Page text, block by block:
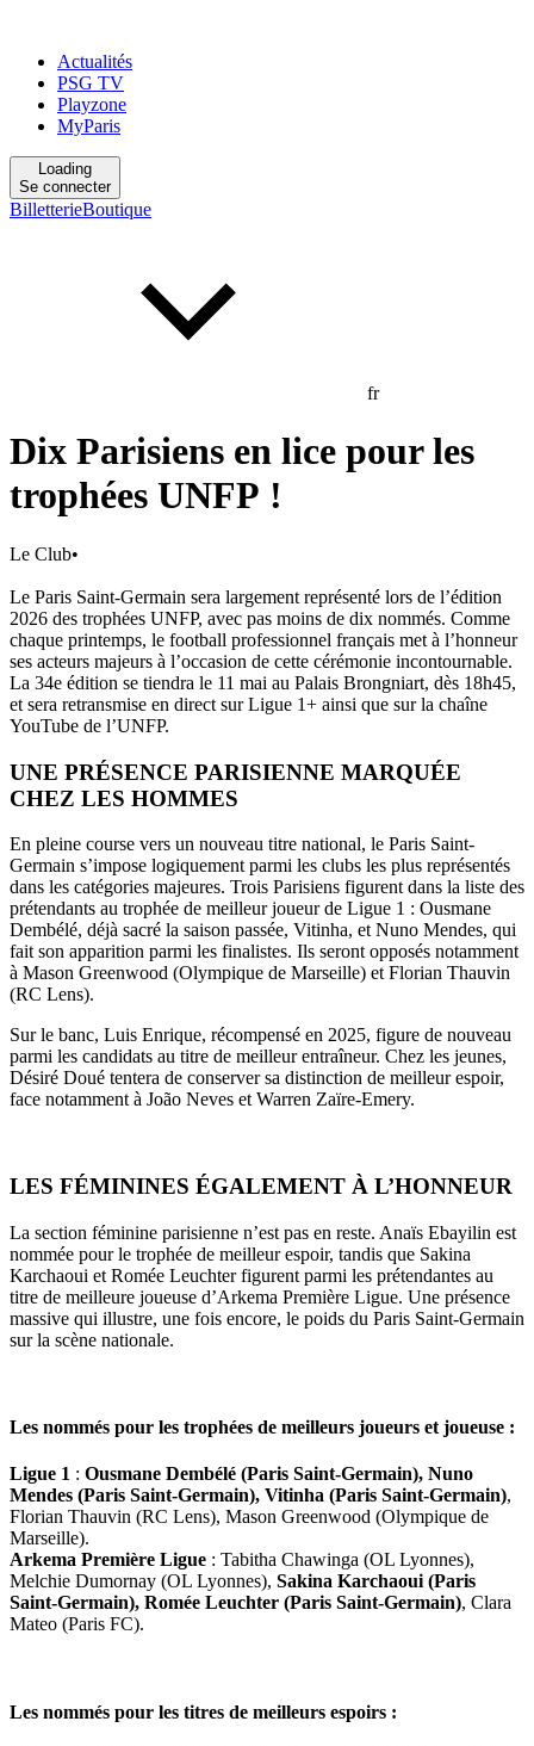
Actualités
PSG TV
Playzone
MyParis
Loading
Se connecter
BilletterieBoutique
fr
Dix Parisiens en lice pour les
trophées UNFP !
Le Club•
Le Paris Saint-Germain sera largement représenté lors de l’édition
2026 des trophées UNFP, avec pas moins de dix nommés. Comme
chaque printemps, le football professionnel français met à l’honneur
ses acteurs majeurs à l’occasion de cette cérémonie incontournable.
La 34e édition se tiendra le 11 mai au Palais Brongniart, dès 18h45,
et sera retransmise en direct sur Ligue 1+ ainsi que sur la chaîne
YouTube de l’UNFP.
UNE PRÉSENCE PARISIENNE MARQUÉE
CHEZ LES HOMMES
En pleine course vers un nouveau titre national, le Paris Saint-
Germain s’impose logiquement parmi les clubs les plus représentés
dans les catégories majeures. Trois Parisiens figurent dans la liste des
prétendants au trophée de meilleur joueur de Ligue 1 : Ousmane
Dembélé, déjà sacré la saison passée, Vitinha, et Nuno Mendes, qui
fait son apparition parmi les finalistes. Ils seront opposés notamment
à Mason Greenwood (Olympique de Marseille) et Florian Thauvin
(RC Lens).
Sur le banc, Luis Enrique, récompensé en 2025, figure de nouveau
parmi les candidats au titre de meilleur entraîneur. Chez les jeunes,
Désiré Doué tentera de conserver sa distinction de meilleur espoir,
face notamment à João Neves et Warren Zaïre-Emery.
LES FÉMININES ÉGALEMENT À L’HONNEUR
La section féminine parisienne n’est pas en reste. Anaïs Ebayilin est
nommée pour le trophée de meilleur espoir, tandis que Sakina
Karchaoui et Romée Leuchter figurent parmi les prétendantes au
titre de meilleure joueuse d’Arkema Première Ligue. Une présence
massive qui illustre, une fois encore, le poids du Paris Saint-Germain
sur la scène nationale.
Les nommés pour les trophées de meilleurs joueurs et joueuse :
Ligue 1 : Ousmane Dembélé (Paris Saint-Germain), Nuno
Mendes (Paris Saint-Germain), Vitinha (Paris Saint-Germain),
Florian Thauvin (RC Lens), Mason Greenwood (Olympique de
Marseille).
Arkema Première Ligue : Tabitha Chawinga (OL Lyonnes),
Melchie Dumornay (OL Lyonnes), Sakina Karchaoui (Paris
Saint-Germain), Romée Leuchter (Paris Saint-Germain), Clara
Mateo (Paris FC).
Les nommés pour les titres de meilleurs espoirs :